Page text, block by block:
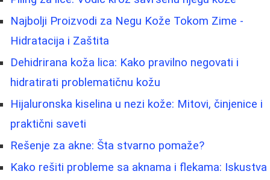
Najbolji Proizvodi za Negu Kože Tokom Zime -
Hidratacija i Zaštita
Dehidrirana koža lica: Kako pravilno negovati i
hidratirati problematičnu kožu
Hijaluronska kiselina u nezi kože: Mitovi, činjenice i
praktični saveti
Rešenje za akne: Šta stvarno pomaže?
Kako rešiti probleme sa aknama i flekama: Iskustva